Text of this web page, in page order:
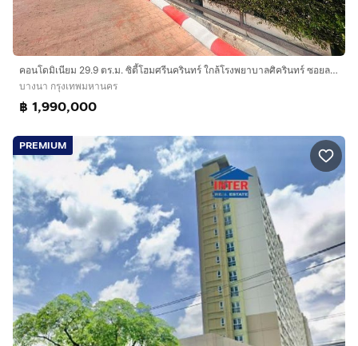
คอนโดมิเนียม 29.9 ตร.ม. ซิตี้โฮมศรีนครินทร์ ใกล้โรงพยาบาลศิครินทร์ ซอยลาซาล ถนนสุขุมวิท105 ถนนลาซาล เขตบางนา กรุงเทพมหานคร
บางนา กรุงเทพมหานคร
฿ 1,990,000
PREMIUM